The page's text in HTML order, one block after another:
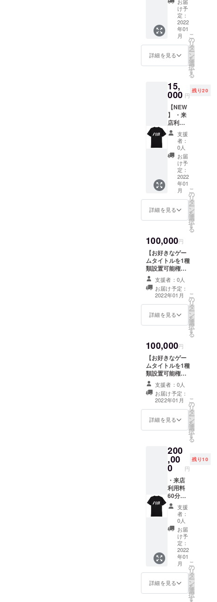
ださ
い。
し）×1
枚 ※上
記リ
ターン
は全て
店舗が
存続す
リター
ンをお
受け取
りの
際、支
援が完
了して
いるこ
とが分
かる画
面をご
提示く
ださ
い。
トドリ
ンク）
×3回
分。ご
利用は
分割/一
括でお
選びい
ただけ
・店舗
オリジ
ナルロ
ゴス
テッ
カー
（初来
店時に
お渡
し）×1
枚 ・店
舗オリ
ジナル
ロゴT
シャツ
（XLサ
イズ予
し）×1
記リ
ターン
は全て
店舗が
存続す
る限り
有効 ※
リター
ンをお
りの
際、支
援が完
了して
いるこ
かる画
面をご
提示く
ださ
い。
け予
定：
2022
年01
月
詳細を見る
こ
の
リ
タ
ー
ン
を
選
択
す
る
15,
000 円
残り20
【NEW
】 ・来
店利用
料60分
無料
（ワン
ドリン
ク付き※
ソフト
ドリン
ク）×25
セッ
ト。ご
利用は
分割/一
括でお
ただけ
ます。
・店舗
オリジ
ナルロ
ゴス
テッ
カー
（初来
お渡
し）×1
ジナル
ロゴT
シャツ
（XLサ
イズ予
定・初
来店時
にお渡
し）×1
枚 ※上
記リ
ターン
店舗が
存続す
る限り
有効 ※
店舗で
リター
ンをお
受け取
りの
際、支
援が完
了して
いるこ
とが分
かる画
面をご
提示く
ださ
い。
支援
者：
0人
お届
け予
定：
2022
年01
月
詳細を見る
こ
の
リ
タ
ー
ン
を
選
択
す
る
100,000円
【お好きなゲー
ムタイトルを1種
類設置可能権】
・タイトルは店
舗側が費用負担
で購入（1タイト
ル¥5,000上限）
・購入数は店内
に設置済みの
を予定（PC10台
他ハード2台ず
つ） ・ソフト
ウェアに限る
（カセット、
DISC、Steamな
ど。省スペース
であればハード
込みも相談可）
・初回設置より
半年間有効※利用
状況により永続
的に利用 ※上記
店舗が存続する
限り有効
支援者：0人
お届け予定：
2022年01月
詳細を見る
こ
の
リ
タ
ー
ン
を
選
択
す
る
100,000円
【お好きなゲー
ムタイトルを1種
類設置可能権】
・タイトルは店
舗側が費用負担
で購入（1タイト
ル¥5,000上限）
・購入数は店内
に設置済みの
を予定（PC10台
他ハード2台ず
つ） ・ソフト
ウェアに限る
（カセット、
DISC、Steamな
ど。省スペース
であればハード
込みも相談可）
・初回設置より
半年間有効※利用
状況により永続
的に利用 ※上記
リターンは全て
店舗が存続する
限り有効
【NEW】・来店
利用料60分無料
（ワンドリンク
付き※ソフトドリ
支援者：0人
お届け予定：
2022年01月
詳細を見る
こ
の
リ
タ
ー
ン
を
選
択
す
る
200
,00
0 円
残り10
・来店
利用料
60分無
料（ワ
ンドリ
ンク付
き※ソフ
トドリ
ンク）
×初来店
日から
180日間
いつで
も ・店
舗オリ
ジナル
支援
者：
0人
お届
け予
定：
2022
年01
月
詳細を見る
こ
の
リ
タ
ー
ン
を
選
択
す